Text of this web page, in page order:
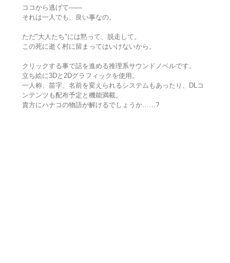
ココから逃げて――
それは一人でも、良い事なの。
ただ"大人たち"には黙って、脱走して。
この死に逝く村に留まってはいけないから。
クリックする事で話を進める推理系サウンドノベルです。
立ち絵に3Dと2Dグラフィックを使用。
一人称、苗字、名前を変えられるシステムもあったり、DLコ
ンテンツも配布予定と機能満載。
貴方にハナコの物語が解けるでしょうか……?